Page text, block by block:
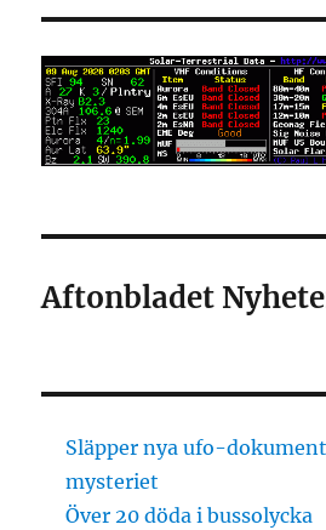
Aftonbladet
Släpper nya ufo-
mysteriet
Över 20 döda i bussolycka